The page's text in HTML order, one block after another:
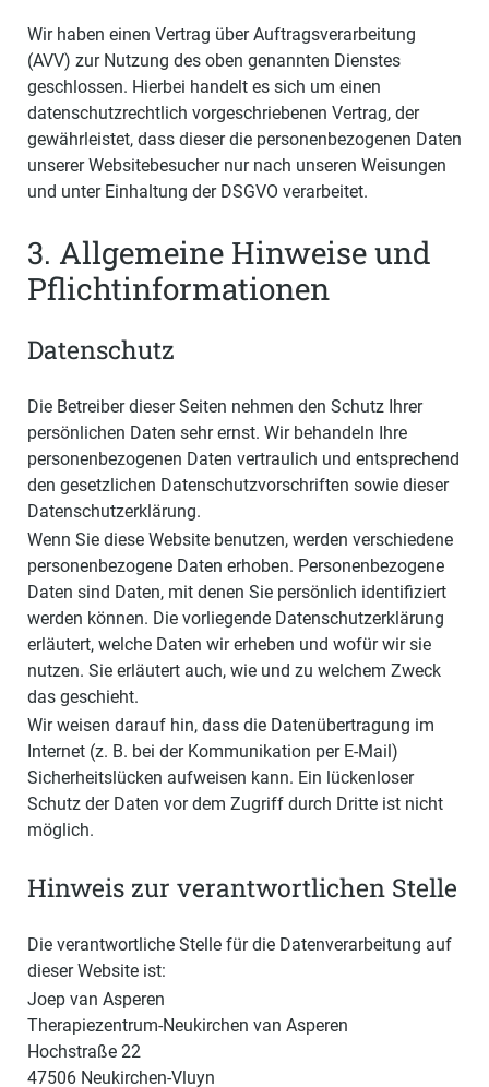
Wir haben einen Vertrag über Auftragsverarbeitung
(AVV) zur Nutzung des oben genannten Dienstes
geschlossen. Hierbei handelt es sich um einen
datenschutzrechtlich vorgeschriebenen Vertrag, der
gewährleistet, dass dieser die personenbezogenen Daten
unserer Websitebesucher nur nach unseren Weisungen
und unter Einhaltung der DSGVO verarbeitet.
3. Allgemeine Hinweise und
Pflicht­informationen
Datenschutz
Die Betreiber dieser Seiten nehmen den Schutz Ihrer
persönlichen Daten sehr ernst. Wir behandeln Ihre
personenbezogenen Daten vertraulich und entsprechend
den gesetzlichen Datenschutzvorschriften sowie dieser
Datenschutzerklärung.
Wenn Sie diese Website benutzen, werden verschiedene
personenbezogene Daten erhoben. Personenbezogene
Daten sind Daten, mit denen Sie persönlich identifiziert
werden können. Die vorliegende Datenschutzerklärung
erläutert, welche Daten wir erheben und wofür wir sie
nutzen. Sie erläutert auch, wie und zu welchem Zweck
das geschieht.
Wir weisen darauf hin, dass die Datenübertragung im
Internet (z. B. bei der Kommunikation per E-Mail)
Sicherheitslücken aufweisen kann. Ein lückenloser
Schutz der Daten vor dem Zugriff durch Dritte ist nicht
möglich.
Hinweis zur verantwortlichen Stelle
Die verantwortliche Stelle für die Datenverarbeitung auf
dieser Website ist:
Joep van Asperen
Therapiezentrum-Neukirchen van Asperen
Hochstraße 22
47506 Neukirchen-Vluyn